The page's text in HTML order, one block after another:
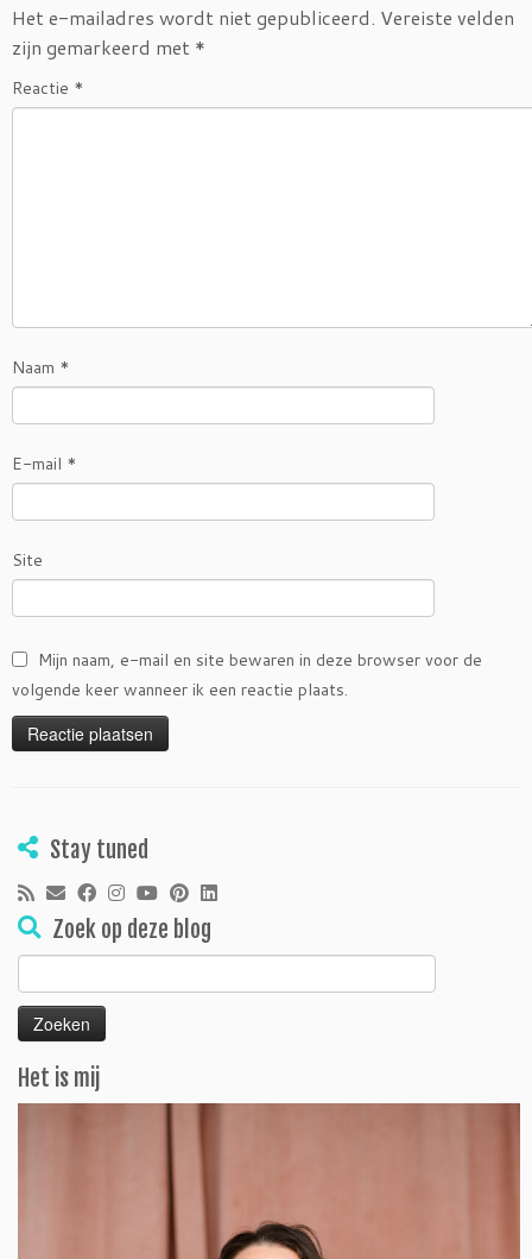
o e
r
Het e-mailadres wordt niet gepubliceerd. Vereiste velden
zijn gemarkeerd met *
Reactie *
Naam *
E-mail *
Site
Mijn naam, e-mail en site bewaren in deze browser voor de
volgende keer wanneer ik een reactie plaats.
Stay tuned
Zoek op deze blog
Zoeken
naar:
Het is mij